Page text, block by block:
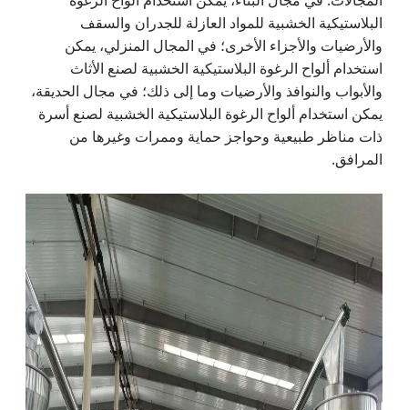
البلاستيكية الخشبية للمواد العازلة للجدران والسقف
والأرضيات والأجزاء الأخرى؛ في المجال المنزلي، يمكن
استخدام ألواح الرغوة البلاستيكية الخشبية لصنع الأثاث
والأبواب والنوافذ والأرضيات وما إلى ذلك؛ في مجال الحديقة،
يمكن استخدام ألواح الرغوة البلاستيكية الخشبية لصنع أسرة
ذات مناظر طبيعية وحواجز حماية وممرات وغيرها من
المرافق.